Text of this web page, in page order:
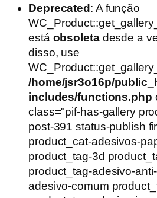
preço
original
era:
R$54,90.
preço
atual
é:
Deprecated: A função
está obsoletadesde a
disso, use
/home/jsr3o16p/
includes/functions.php
class="pif-has-gallery
post-391 status-publish
product_cat-adesivos-
product_tag-3d
product_tag-adesivo-
adesivo-comum